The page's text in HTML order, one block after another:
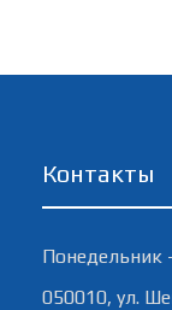
Контакты
Понедельник
050010, ул.